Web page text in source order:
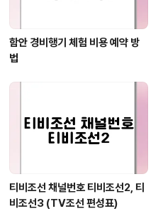
함안 경비행기 체험 비용 예약 방
법
티비조선 채널번호 티비조선2, 티
비조선3 (TV조선 편성표)